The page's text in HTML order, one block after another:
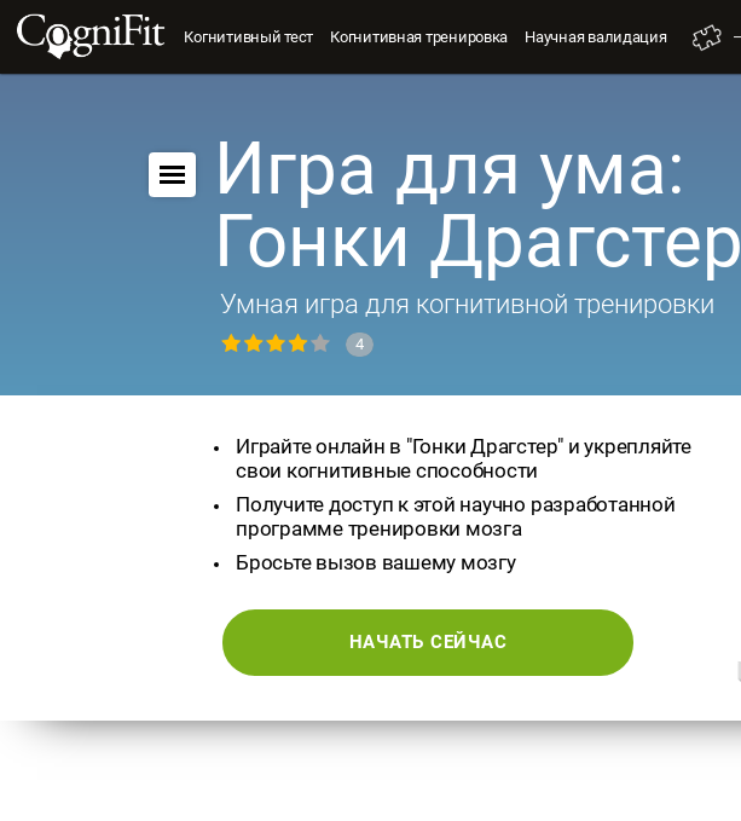
Когнитивный тест Когнитивная тренировка Научная валидация
Игра для ума:
Гонки Драгстер
Умная игра для когнитивной тренировки
4
Играйте онлайн в "Гонки Драгстер" и укрепляйте
свои когнитивные способности
Получите доступ к этой научно разработанной
программе тренировки мозга
Бросьте вызов вашему мозгу
НАЧАТЬ СЕЙЧАС